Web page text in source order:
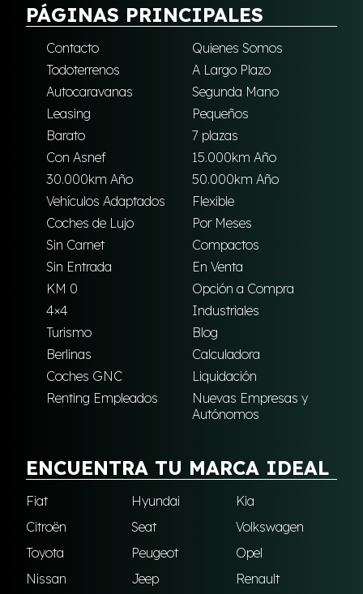
PÁGINAS PRINCIPALES
Contacto
Quienes Somos
Todoterrenos
A Largo Plazo
Autocaravanas
Segunda Mano
Leasing
Pequeños
Barato
7 plazas
Con Asnef
15.000km Año
30.000km Año
50.000km Año
Vehículos Adaptados
Flexible
Coches de Lujo
Por Meses
Sin Carnet
Compactos
Sin Entrada
En Venta
KM 0
Opción a Compra
4×4
Industriales
Turismo
Blog
Berlinas
Calculadora
Coches GNC
Liquidación
Renting Empleados
Nuevas Empresas y
Autónomos
ENCUENTRA TU MARCA IDEAL
Fiat Hyundai
Kia
Citroën
Seat
Volkswagen
Toyota
Peugeot
Opel
Nissan
Jeep Renault